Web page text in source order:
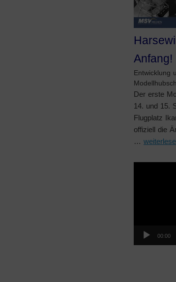
Anfang!
Entwicklung
Der erste
14. und 15.
Flugplatz
offiziell die
…
00:00